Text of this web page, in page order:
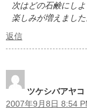
次はどの石鹸にしよ
楽しみが増えました
返信
ツケシバアヤコ
2007年9月8日 8:54